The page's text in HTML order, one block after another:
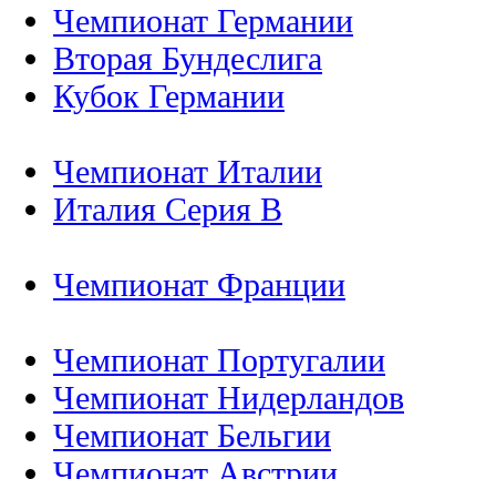
Чемпионат Германии
Вторая Бундеслига
Кубок Германии
Чемпионат Италии
Италия Серия B
Чемпионат Франции
Чемпионат Португалии
Чемпионат Нидерландов
Чемпионат Бельгии